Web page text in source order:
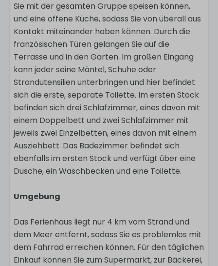
Sie mit der gesamten Gruppe speisen können,
und eine offene Küche, sodass Sie von überall aus
Kontakt miteinander haben können. Durch die
französischen Türen gelangen Sie auf die
Terrasse und in den Garten. Im großen Eingang
kann jeder seine Mäntel, Schuhe oder
Strandutensilien unterbringen und hier befindet
sich die erste, separate Toilette. Im ersten Stock
befinden sich drei Schlafzimmer, eines davon mit
einem Doppelbett und zwei Schlafzimmer mit
jeweils zwei Einzelbetten, eines davon mit einem
Ausziehbett. Das Badezimmer befindet sich
ebenfalls im ersten Stock und verfügt über eine
Dusche, ein Waschbecken und eine Toilette.
Umgebung
Das Ferienhaus liegt nur 4 km vom Strand und
dem Meer entfernt, sodass Sie es problemlos mit
dem Fahrrad erreichen können. Für den täglichen
Einkauf können Sie zum Supermarkt, zur Bäckerei,